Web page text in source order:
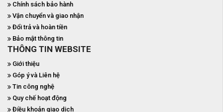
Chính sách bảo hành
Vận chuyển và giao nhận
Đổi trả và hoàn tiền
Bảo mật thông tin
THÔNG TIN WEBSITE
Giới thiệu
Góp ý và Liên hệ
Tin công nghệ
Quy chế hoạt động
Điều khoản giao dịch